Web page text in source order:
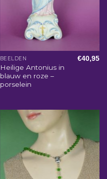
BEELDEN
Heilige Antonius in
blauw en roze –
porselein
€40,95